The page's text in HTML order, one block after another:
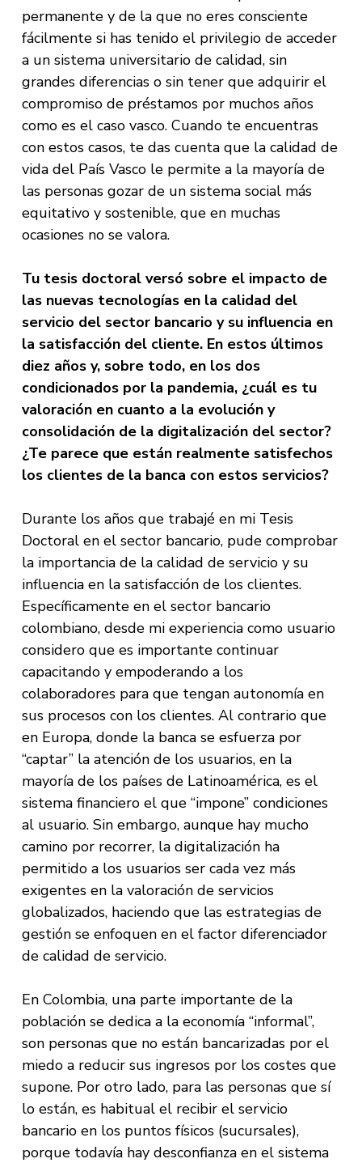
permanente y de la que no eres consciente
fácilmente si has tenido el privilegio de acceder
a un sistema universitario de calidad, sin
grandes diferencias o sin tener que adquirir el
compromiso de préstamos por muchos años
como es el caso vasco. Cuando te encuentras
con estos casos, te das cuenta que la calidad de
vida del País Vasco le permite a la mayoría de
las personas gozar de un sistema social más
equitativo y sostenible, que en muchas
ocasiones no se valora.
Tu tesis doctoral versó sobre el impacto de
las nuevas tecnologías en la calidad del
servicio del sector bancario y su influencia en
la satisfacción del cliente. En estos últimos
diez años y, sobre todo, en los dos
condicionados por la pandemia, ¿cuál es tu
valoración en cuanto a la evolución y
consolidación de la digitalización del sector?
¿Te parece que están realmente satisfechos
los clientes de la banca con estos servicios?
Durante los años que trabajé en mi Tesis
Doctoral en el sector bancario, pude comprobar
la importancia de la calidad de servicio y su
influencia en la satisfacción de los clientes.
Específicamente en el sector bancario
colombiano, desde mi experiencia como usuario
considero que es importante continuar
capacitando y empoderando a los
colaboradores para que tengan autonomía en
sus procesos con los clientes. Al contrario que
en Europa, donde la banca se esfuerza por
“captar” la atención de los usuarios, en la
mayoría de los países de Latinoamérica, es el
sistema financiero el que “impone” condiciones
al usuario. Sin embargo, aunque hay mucho
camino por recorrer, la digitalización ha
permitido a los usuarios ser cada vez más
exigentes en la valoración de servicios
globalizados, haciendo que las estrategias de
gestión se enfoquen en el factor diferenciador
de calidad de servicio.
En Colombia, una parte importante de la
población se dedica a la economía “informal”,
son personas que no están bancarizadas por el
miedo a reducir sus ingresos por los costes que
supone. Por otro lado, para las personas que sí
lo están, es habitual el recibir el servicio
bancario en los puntos físicos (sucursales),
porque todavía hay desconfianza en el sistema